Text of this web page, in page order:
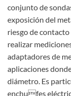
conjunto de
exposición del
riesgo de
realizar
adaptadores de
aplicaciones
diámetro. Es
enchufes